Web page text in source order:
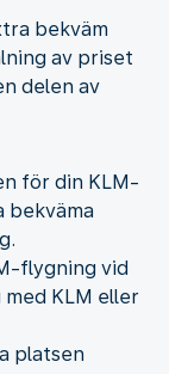
bekväm
av priset
delen av
för din KLM-
bekväma
flygning vid
KLM eller
platsen